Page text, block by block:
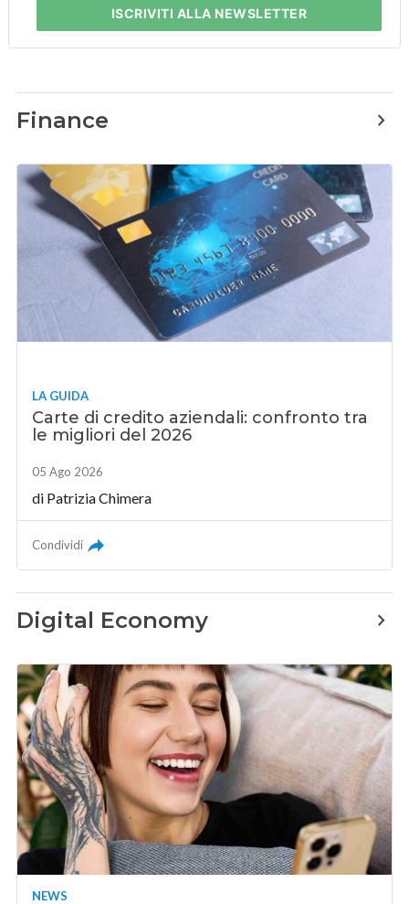
ISCRIVITI ALLA NEWSLETTER
Finance
LA GUIDA
Carte di credito aziendali: confronto tra
le migliori del 2026
05 Ago 2026
di Patrizia Chimera
Condividi
Digital Economy
NEWS